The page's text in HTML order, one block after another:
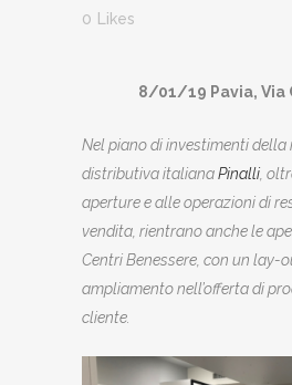
0
Likes
8/01/19 Pavia, Via
Nel piano di investimenti
distributiva italianaPinalli ,
aperture e alle operazioni di
vendita, rientrano anche le
Centri Benessere, con un lay-
ampliamento nell’offerta di
cliente.